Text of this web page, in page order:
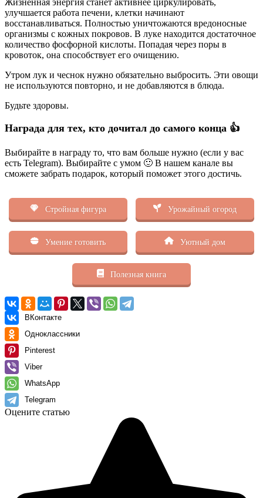
Жизненная энергия станет активнее циркулировать,
улучшается работа печени, клетки начинают
восстанавливаться. Полностью уничтожаются вредоносные
организмы с кожных покровов. В луке находится достаточное
количество фосфорной кислоты. Попадая через поры в
кровоток, она способствует его очищению.
Утром лук и чеснок нужно обязательно выбросить. Эти овощи
не используются повторно, и не добавляются в блюда.
Будьте здоровы.
Награда для тех, кто дочитал до самого конца 👍
Выбирайте в награду то, что вам больше нужно (если у вас
есть Telegram). Выбирайте с умом 🙂 В нашем канале вы
сможете забрать подарок, который поможет этого достичь.
Стройная фигура Урожайный огород
Умение готовить Уютный дом
Полезная книга
ВКонтакте
Одноклассники
Pinterest
Viber
WhatsApp
Telegram
Оцените статью